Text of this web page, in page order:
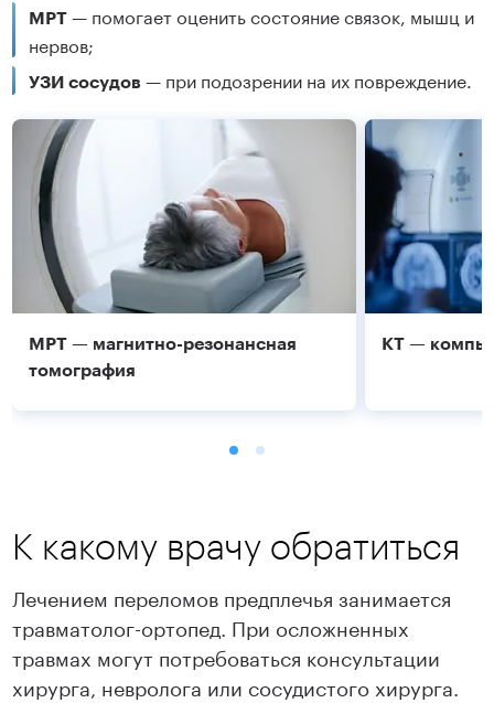
МРТ — помогает оценить состояние связок, мышц и
нервов;
УЗИ сосудов— при подозрении на их повреждение.
МРТ — магнитно-резонансная
томография
КТ —
Подробнее
К какому врачу обратиться
Лечением переломов предплечья занимается
травматолог-ортопед. При осложненных
травмах могут потребоваться консультации
хирурга, невролога или сосудистого хирурга.